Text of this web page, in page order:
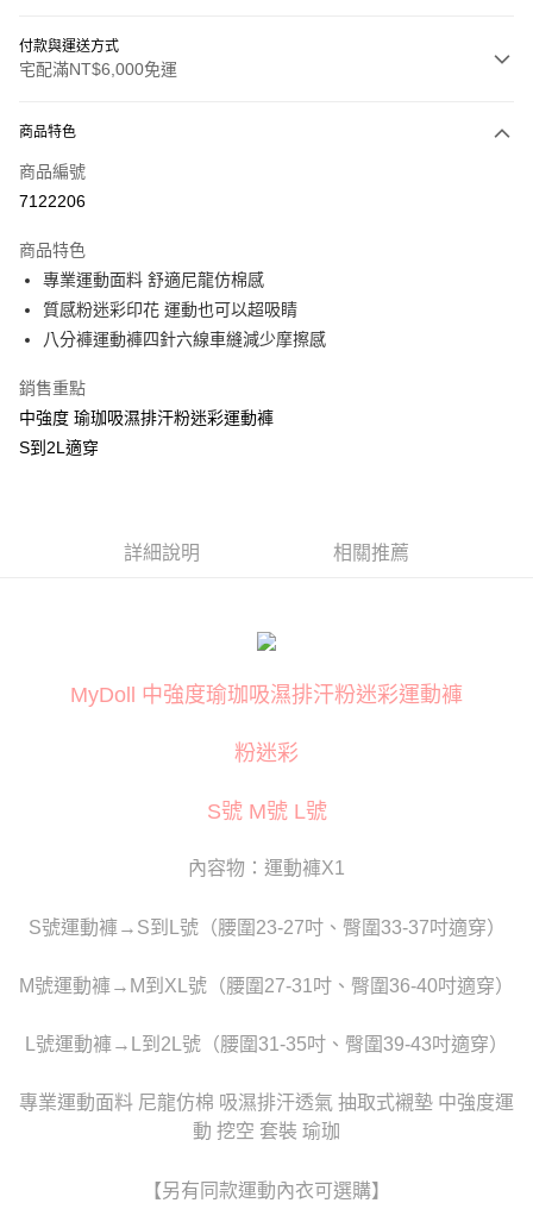
付款與運送方式
宅配滿NT$6,000免運
信用卡分期付款
合作金庫商業銀行
上海商業儲蓄銀行
台北富邦商業銀行
國泰世華商業銀行
兆豐國際商業銀行
匯豐（台灣）商業銀行
聯邦商業銀行
元大商業銀行
超商取貨付款
LINE Pay
街口支付
悠遊付
【關於「AFTEE先享後付」】
２．便利：只要手機號碼，簡訊認證，即可結帳。
【「AFTEE先享後付」結帳流程】
結帳頁面，進行簡訊認證並確認金額後，即可完成結帳。
２．訂單成立數日內，您將收到繳費通知簡訊。
ATM／網路銀行／等多元方式進行付款，方視為交易完成。
是否繳費成功／繳費後需取消欲退款等相關疑問，請聯繫「AFTEE先享後付
客戶支援中心」 https://netprotections.freshdesk.com/support/home
【注意事項】
權轉讓予恩沛科技股份有限公司。
３．未成年的使用者請事先徵得法定代理人或監護人之同意方可使用
「AFTEE先享後付」，若未經同意申辦者引起之損失，本公司不負相關責
時審查核予不同之上限額度；若仍有額度不足之情形，本公司將視審查結果
全家取貨付款
付款後萊爾富取貨
每筆NT$120
每筆NT$80
付款後7-11取貨
每筆NT$80，滿NT$6,000(含以上)免運費
商品特色
商品編號
7122206
商品特色
專業運動面料 舒適尼龍仿棉感
質感粉迷彩印花 運動也可以超吸睛
八分褲運動褲四針六線車縫減少摩擦感
銷售重點
中強度 瑜珈吸濕排汗粉迷彩運動褲
S到2L適穿
詳細說明 相關推薦
MyDoll 中強度瑜珈吸濕排汗粉迷彩運動褲
粉迷彩
S號 M號 L號
內容物：運動褲X1
S號運動褲→S到L號（腰圍23-27吋、臀圍33-37吋適穿）
M號運動褲→M到XL號（腰圍27-31吋、臀圍36-40吋適穿）
L號運動褲→L到2L號（腰圍31-35吋、臀圍39-43吋適穿）
專業運動面料 尼龍仿棉 吸濕排汗透氣 抽取式襯墊 中強度運
動 挖空 套裝 瑜珈
【另有同款運動內衣可選購】